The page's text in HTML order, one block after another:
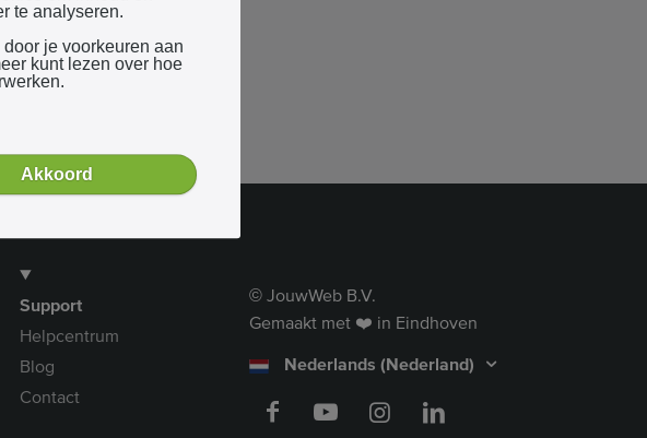
met onze
Support
Helpcentrum
Blog
Contact
© JouwWeb B.V.
Gemaakt met ❤️ in Eindhoven
Nederlands (Nederland)
te analyseren.
je voorkeuren aan
kunt lezen over hoe
Akkoord